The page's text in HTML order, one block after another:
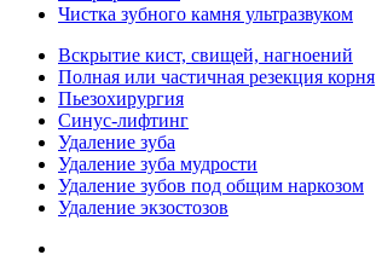
Чистка зубного камня ультразвуком
Вскрытие кист, свищей, нагноений
Полная или частичная резекция корня
Пьезохирургия
Синус-лифтинг
Удаление зуба
Удаление зуба мудрости
Удаление зубов под общим наркозом
Удаление экзостозов